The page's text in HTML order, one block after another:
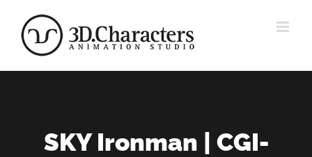
Inhalt
springen
SKY Ironman | CGI-